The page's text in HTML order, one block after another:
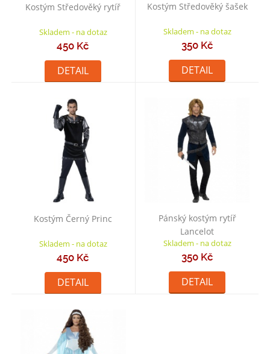
Kostým Středověký rytíř
Skladem - na dotaz
450 Kč
DETAIL
Kostým Středověký šašek
Skladem - na dotaz
350 Kč
DETAIL
Kostým Černý Princ
Skladem - na dotaz
450 Kč
DETAIL
Pánský kostým rytíř
Lancelot
Skladem - na dotaz
350 Kč
DETAIL